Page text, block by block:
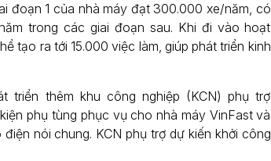
đoạn 1 của nhà máy đạt 300.000 xe/năm, có
trong các giai đoạn sau. Khi đi vào hoạt
tạo ra tới 15.000 việc làm, giúp phát triển kinh
triển thêm khu công nghiệp (KCN) phụ trợ
phụ tùng phục vụ cho nhà máy VinFast và
nói chung. KCN phụ trợ dự kiến khởi công